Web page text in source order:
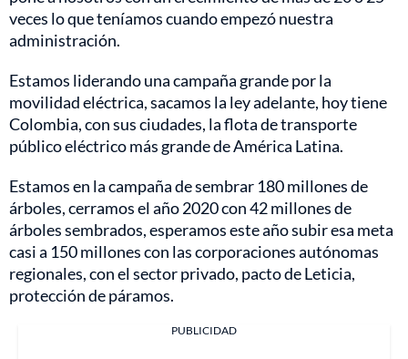
veces lo que teníamos cuando empezó nuestra
administración.
Estamos liderando una campaña grande por la
movilidad eléctrica, sacamos la ley adelante, hoy tiene
Colombia, con sus ciudades, la flota de transporte
público eléctrico más grande de América Latina.
Estamos en la campaña de sembrar 180 millones de
árboles, cerramos el año 2020 con 42 millones de
árboles sembrados, esperamos este año subir esa meta
casi a 150 millones con las corporaciones autónomas
regionales, con el sector privado, pacto de Leticia,
protección de páramos.
PUBLICIDAD